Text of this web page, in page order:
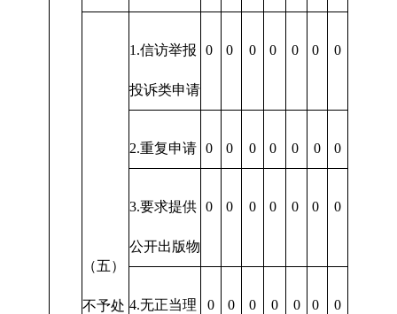
（五）
不予处
1.信访举报
投诉类申请
0 0 0 0 0 0 0
2.重复申请 0 0 0 0 0 0 0
3.要求提供
公开出版物
0 0 0 0 0 0 0
4.无正当理 0 0 0 0 0 0 0